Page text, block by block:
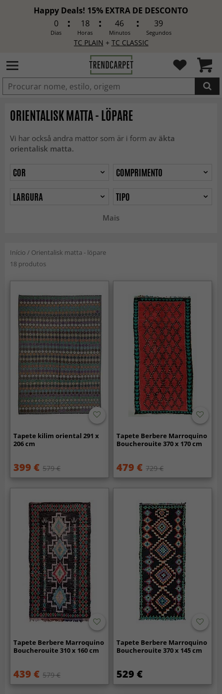
Happy Deals! 15% EXTRA DE DESCONTO
0
Dias
18
Horas
46
Minutos
37
Segundos
TC PLAIN + TC CLASSIC
ADICIONADO
ORIENTALISK MATTA - LÖPARE
Vi har också andra mattor som är i form av äkta
orientalisk matta.
Mais
COR
COMPRIMENTO
LARGURA
TIPO
Início / Orientalisk matta - löpare
18 produtos
Tapete kilim oriental 291 x
206 cm
399 € 579 €
Tapete Berbere Marroquino
Boucherouite 370 x 170 cm
479 € 729 €
Tapete Berbere Marroquino
Boucherouite 310 x 160 cm
439 € 579 €
Tapete Berbere Marroquino
Boucherouite 370 x 145 cm
529 €